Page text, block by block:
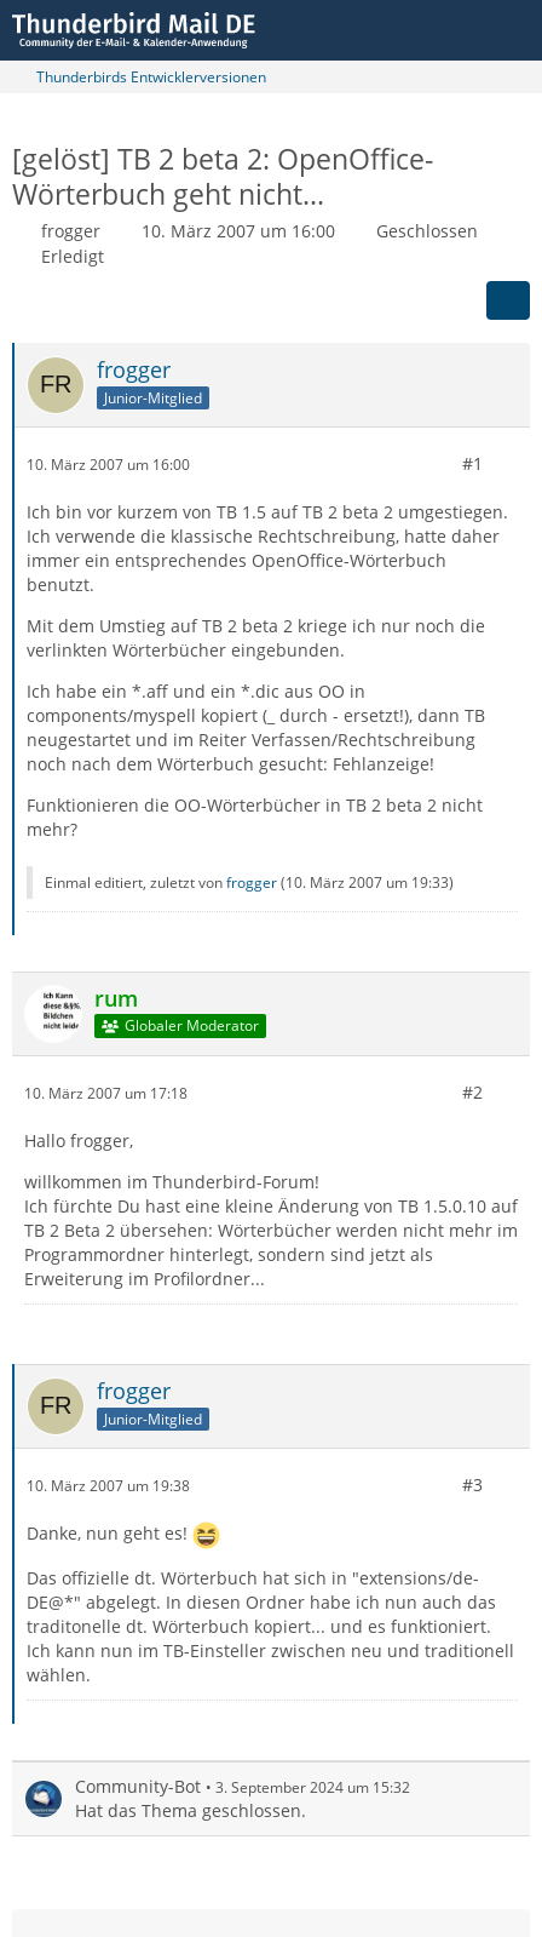
Thunderbirds Entwicklerversionen
[gelöst] TB 2 beta 2: OpenOffice-
Wörterbuch geht nicht...
frogger 10. März 2007 um 16:00
Geschlossen
Erledigt
frogger
Junior-Mitglied
10. März 2007 um 16:00 #1
Ich bin vor kurzem von TB 1.5 auf TB 2 beta 2 umgestiegen.
Ich verwende die klassische Rechtschreibung, hatte daher
immer ein entsprechendes OpenOffice-Wörterbuch
benutzt.
Mit dem Umstieg auf TB 2 beta 2 kriege ich nur noch die
verlinkten Wörterbücher eingebunden.
Ich habe ein *.aff und ein *.dic aus OO in
components/myspell kopiert (_ durch - ersetzt!), dann TB
neugestartet und im Reiter Verfassen/Rechtschreibung
noch nach dem Wörterbuch gesucht: Fehlanzeige!
Funktionieren die OO-Wörterbücher in TB 2 beta 2 nicht
mehr?
Einmal editiert, zuletzt vonfrogger(10. März 2007 um 19:33)
rum
Globaler Moderator
10. März 2007 um 17:18 #2
Hallo frogger,
willkommen im Thunderbird-Forum!
Ich fürchte Du hast eine kleine Änderung von TB 1.5.0.10 auf
TB 2 Beta 2 übersehen: Wörterbücher werden nicht mehr im
Programmordner hinterlegt, sondern sind jetzt als
Erweiterung im Profilordner...
frogger
Junior-Mitglied
10. März 2007 um 19:38 #3
Danke, nun geht es!
Das offizielle dt. Wörterbuch hat sich in "extensions/de-
DE@*" abgelegt. In diesen Ordner habe ich nun auch das
traditonelle dt. Wörterbuch kopiert... und es funktioniert.
Ich kann nun im TB-Einsteller zwischen neu und traditionell
wählen.
Community-Bot 3. September 2024 um 15:32
Hat das Thema geschlossen.